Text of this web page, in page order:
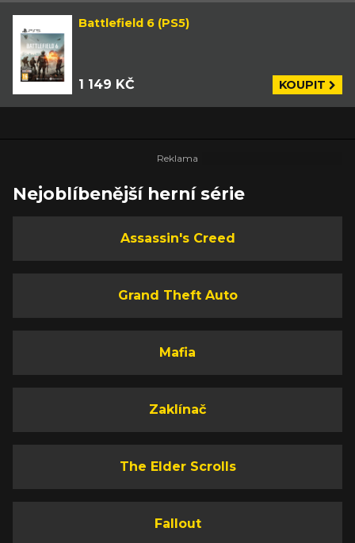
Battlefield 6 (PS5)
1 149 KČ KOUPIT
Nejoblíbenější herní série
Assassin's Creed
Grand Theft Auto
Mafia
Zaklínač
The Elder Scrolls
Fallout